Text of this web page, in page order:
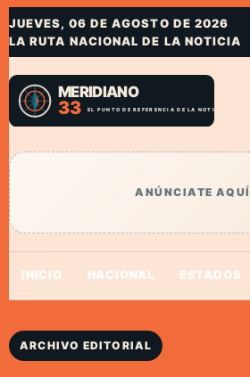
JUEVES, 06 DE AGOSTO DE 2026
LA RUTA NACIONAL DE LA NOTICIA
ANÚNCIATE AQUÍ
INICIO NACIONAL ESTADOS
ARCHIVO EDITORIAL